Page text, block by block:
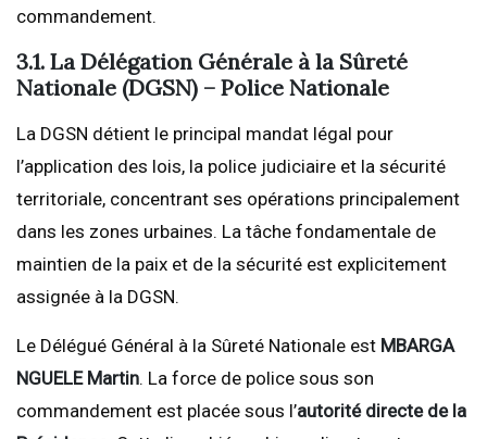
commandement.
3.1. La Délégation Générale à la Sûreté
Nationale (DGSN) – Police Nationale
La DGSN détient le principal mandat légal pour
l’application des lois, la police judiciaire et la sécurité
territoriale, concentrant ses opérations principalement
dans les zones urbaines. La tâche fondamentale de
maintien de la paix et de la sécurité est explicitement
assignée à la DGSN.
Le Délégué Général à la Sûreté Nationale est MBARGA
NGUELE Martin. La force de police sous son
commandement est placée sous l’autorité directe de la